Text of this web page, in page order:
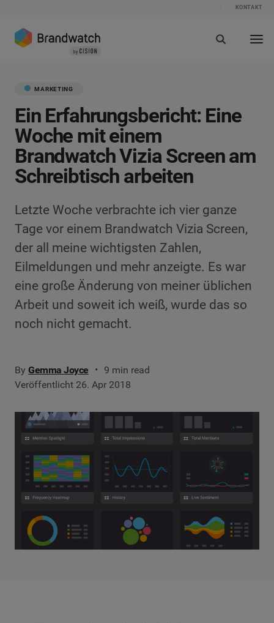
KONTAKT
MARKETING
Ein Erfahrungsbericht: Eine
Woche mit einem
Brandwatch Vizia Screen am
Schreibtisch arbeiten
Letzte Woche verbrachte ich vier ganze
Tage vor einem Brandwatch Vizia Screen,
der all meine wichtigsten Zahlen,
Eilmeldungen und mehr anzeigte. Es war
eine große Änderung von meiner üblichen
Arbeit und soweit ich weiß, wurde das so
noch nicht gemacht.
By Gemma Joyce
9 min read
Veröffentlicht 26. Apr 2018